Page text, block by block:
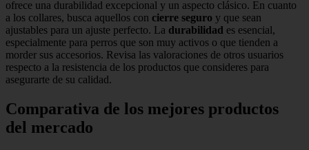
ofrece una durabilidad excepcional y un aspecto clásico. En cuanto
a los collares, busca aquellos con cierre seguro y que sean
ajustables para un ajuste perfecto. La durabilidad es esencial,
especialmente para perros que son muy activos o que tienden a
morder sus accesorios. Revisa las valoraciones de otros usuarios
respecto a la resistencia de los productos que consideres para
asegurarte de su calidad.
Comparativa de los mejores productos
del mercado